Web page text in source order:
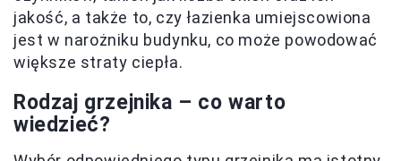
jakość, a także to, czy łazienka umiejscowiona
jest w narożniku budynku, co może powodować
większe straty ciepła.
Rodzaj grzejnika – co warto
wiedzieć?